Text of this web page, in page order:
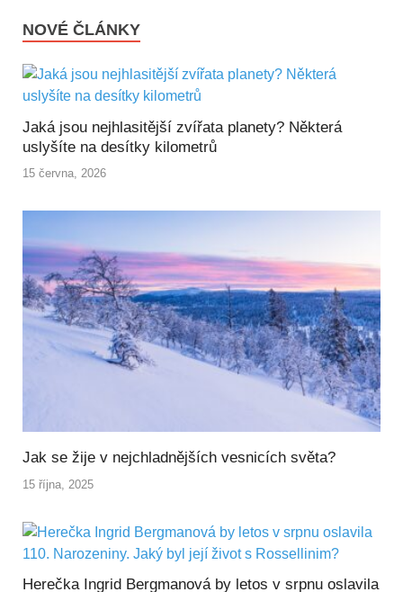
NOVÉ ČLÁNKY
Jaká jsou nejhlasitější zvířata planety? Některá
uslyšíte na desítky kilometrů
15 června, 2026
Jak se žije v nejchladnějších vesnicích světa?
15 října, 2025
Herečka Ingrid Bergmanová by letos v srpnu oslavila